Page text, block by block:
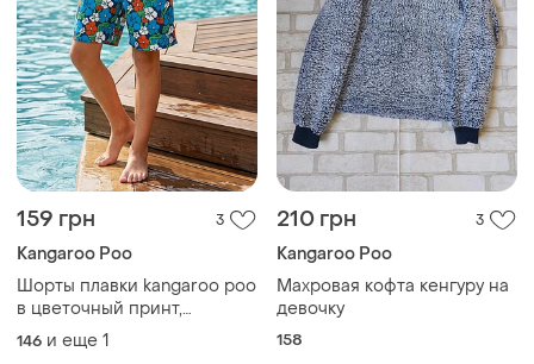
159 грн 3
Kangaroo Poo
Шорты плавки kangaroo poo
в цветочный принт,
пляжные шорты
146 и еще 1
210 грн 3
Kangaroo Poo
Махровая кофта кенгуру на
девочку
158